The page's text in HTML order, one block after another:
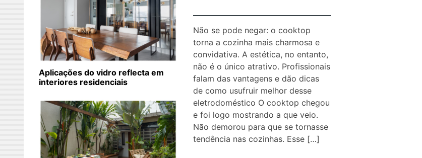
Não se pode negar: o cooktop
torna a cozinha mais charmosa e
convidativa. A estética, no entanto,
não é o único atrativo. Profissionais
falam das vantagens e dão dicas
de como usufruir melhor desse
eletrodoméstico O cooktop chegou
e foi logo mostrando a que veio.
Não demorou para que se tornasse
tendência nas cozinhas. Esse […]
Aplicações do vidro reflecta em
interiores residenciais